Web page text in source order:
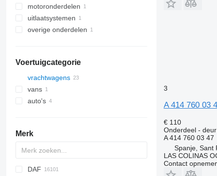
stuurkolommen
achterlichten
motoronderdelen
motoren
uitlaatsystemen
uitlaten
overige onderdelen
Voertuigcategorie
vrachtwagens
vans
auto's
Merk
AZ
BM
1304
A-series
Probus
2-Series
MAXIMA
C-series
Silverado
Berlingo
C-series
DAF
3
A 414 760 03
€ 110
Onderdeel - deur
A 414 760 03 47
Spanje, Sant
LAS COLINAS
Contact